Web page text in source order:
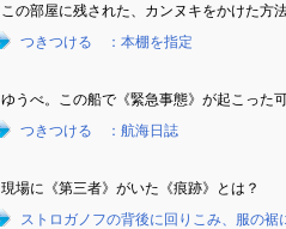
この部屋に残された、カンヌキをかけた方
つきつける ：本棚を指定
ゆうべ。この船で《緊急事態》が起こった
つきつける ：航海日誌
現場に《第三者》がいた《痕跡》とは？
ストロガノフの背後に回りこみ、服の